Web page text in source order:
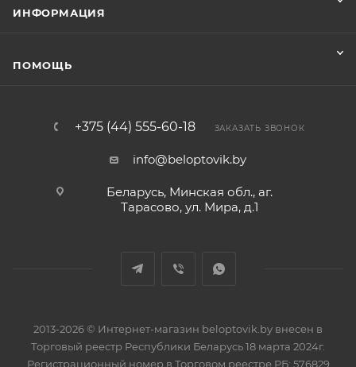
ИНФОРМАЦИЯ
ПОМОЩЬ
+375 (44) 555-60-18 ЗАКАЗАТЬ ЗВОНОК
info@beloptovik.by
Беларусь, Минская обл., аг.
Тарасово, ул. Мира, д.1
2013-2026 © Интернет-магазин beloptovik.by внесен в
Торговый реестр Республики Беларусь 18 марта 2024г.
Регистрационный номер в Торговом реестре РБ: 576829